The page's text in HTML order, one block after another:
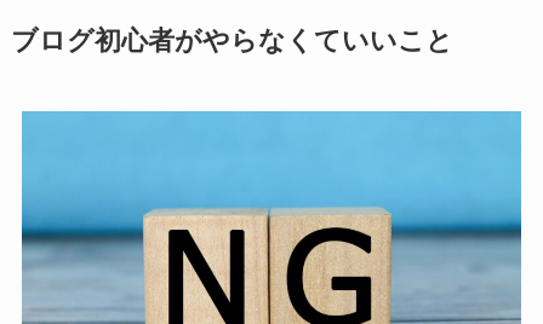
ブログ初心者がやらなくていいこと